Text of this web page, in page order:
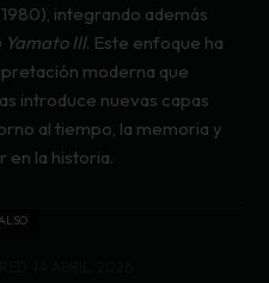
integrando además
Yamato III. Este enfoque ha
moderna que
introduce nuevas capas
al tiempo, la memoria y
en la historia.